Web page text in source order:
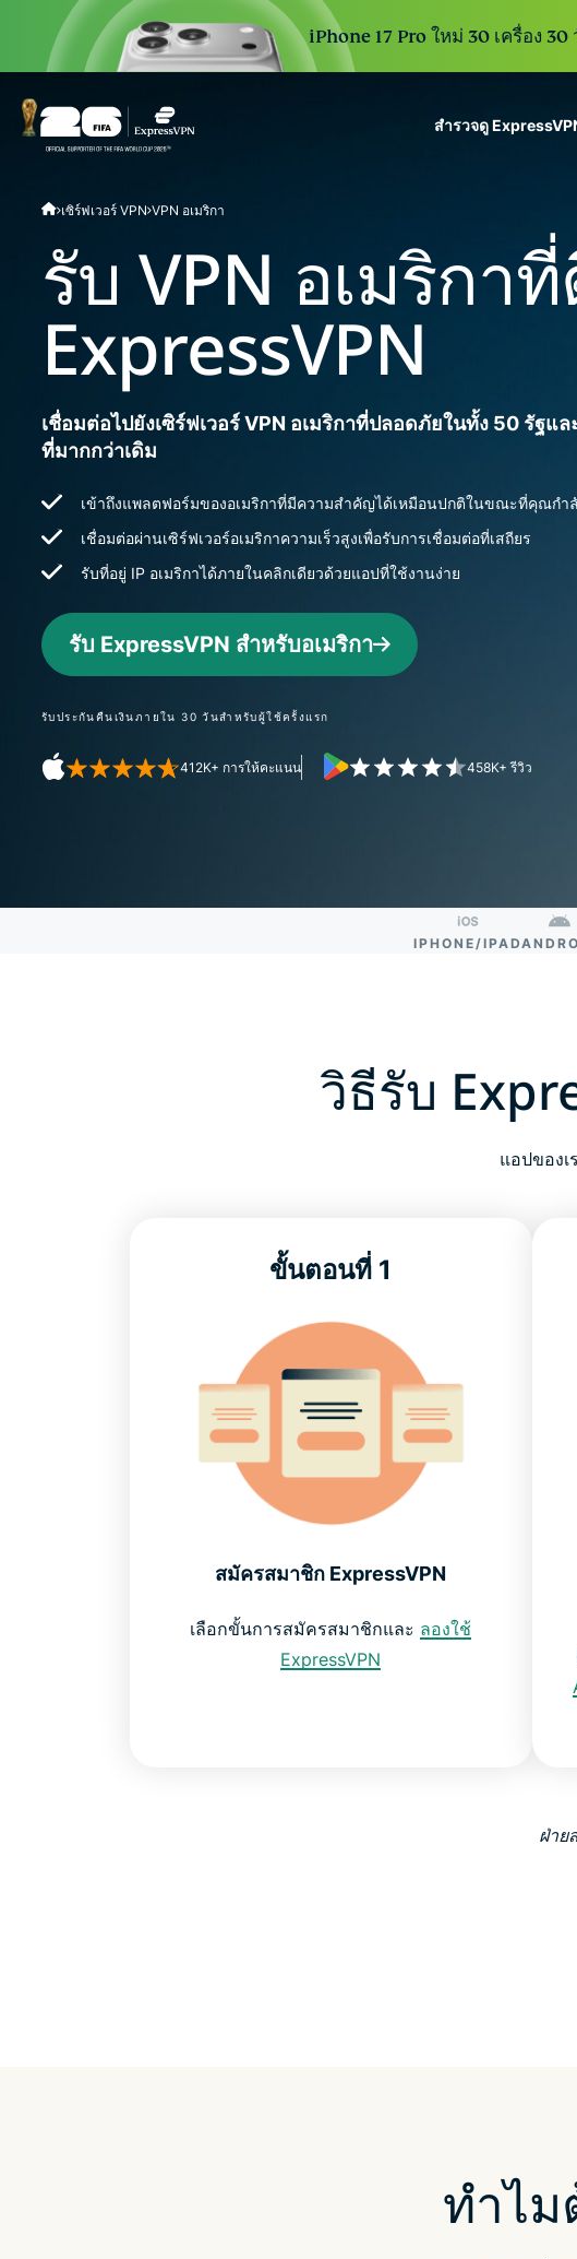
iPhone 17 Pro ใหม่ 30 เครื่อง
สำรวจดู
to deploy, simple to manage, built to
scale.
เซิร์ฟเวอร์ VPN VPN อเมริกา
รับ VPN อเมริกา
ExpressVPN
เชื่อมต่อไปยังเซิร์ฟเวอร์ VPN อเมริกาที่ปลอดภัยในทั้ง 50 รัฐแ
ที่มากกว่าเดิม
เข้าถึงแพลตฟอร์มของอเมริกาที่มีความสำคัญได้เหมือนปกติในขณะที่คุณกำ
เชื่อมต่อผ่านเซิร์ฟเวอร์อเมริกาความเร็วสูงเพื่อรับการเชื่อมต่อที่เสถียร
รับที่อยู่ IP อเมริกาได้ภายในคลิกเดียวด้วยแอปที่ใช้งานง่าย
รับ ExpressVPN สำหรับอเมริกา
รับประกันคืนเงินภายใน 30 วันสำหรับผู้ใช้ครั้งแรก
412K+ การให้คะแนน 458K+ รีวิว
IPHONE/IPAD
วิธีรับ
แอปของ
ขั้นตอนที่ 1
สมัครสมาชิก ExpressVPN
เลือกขั้นการสมัครสมาชิกและ ลองใช้
ExpressVPN
ฝ่าย
ทำไม